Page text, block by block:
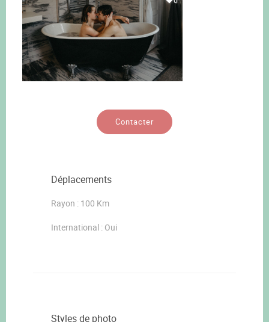
Contacter
Déplacements
Rayon : 100 Km
International : Oui
Styles de photo